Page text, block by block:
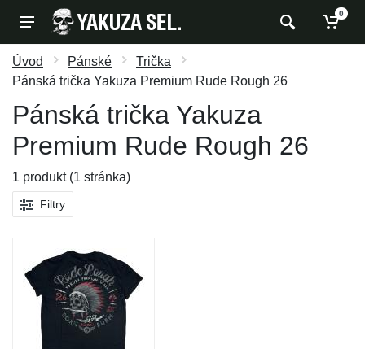
0
Úvod Pánské
Trička
Pánská trička Yakuza Premium Rude Rough 26
Pánská trička Yakuza
Premium Rude Rough 26
1 produkt (1 stránka)
Filtry